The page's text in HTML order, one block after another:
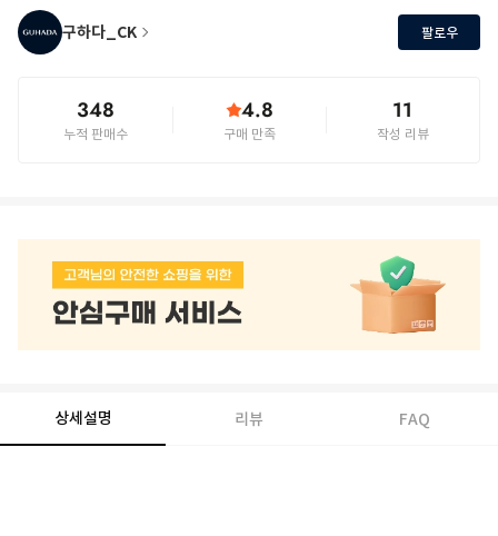
구하다_CK 팔로우
348
누적 판매수
4.8
구매 만족
11
작성 리뷰
상세설명 리뷰 FAQ